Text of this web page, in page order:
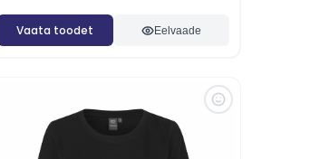
Vaata toodet Eelvaade